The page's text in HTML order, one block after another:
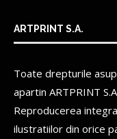
ARTPRINT S.A.
Toate drepturile
apartin ARTPRINT
Reproducerea
ilustratiilor din orice